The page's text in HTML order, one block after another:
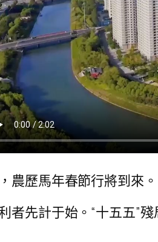
農歷馬年春節行將到來。
者先計于始。“十五五”